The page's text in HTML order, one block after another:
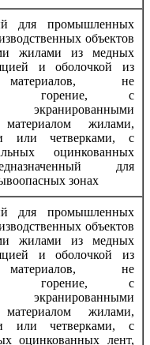
для промышленных
объектов
жилами из медных
и оболочкой из
не
горение, с
экранированными
материалом жилами,
или четверками, с
оцинкованных
для
зонах
для промышленных
объектов
жилами из медных
и оболочкой из
не
горение, с
экранированными
материалом жилами,
или четверками, с
оцинкованных лент,